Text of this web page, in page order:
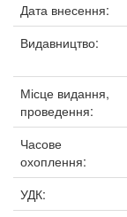
Дата внесення:
Видавництво:
Місце видання,
проведення:
Часове
охоплення:
УДК: